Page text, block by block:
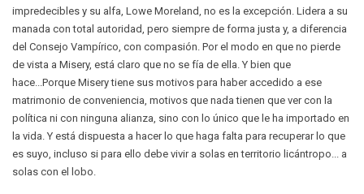
impredecibles y su alfa, Lowe Moreland, no es la excepción. Lidera a su
manada con total autoridad, pero siempre de forma justa y, a diferencia
del Consejo Vampírico, con compasión. Por el modo en que no pierde
de vista a Misery, está claro que no se fía de ella. Y bien que
hace...Porque Misery tiene sus motivos para haber accedido a ese
matrimonio de conveniencia, motivos que nada tienen que ver con la
política ni con ninguna alianza, sino con lo único que le ha importado en
la vida. Y está dispuesta a hacer lo que haga falta para recuperar lo que
es suyo, incluso si para ello debe vivir a solas en territorio licántropo... a
solas con el lobo.